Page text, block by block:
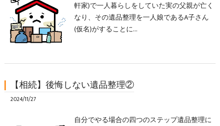
軒家)で一人暮らしをしていた実の父親が亡く
なり、その遺品整理を一人娘であるA子さん
(仮名)がすることに…
【相続】後悔しない遺品整理②
2024/11/27
自分でやる場合の四つのステップ遺品整理に